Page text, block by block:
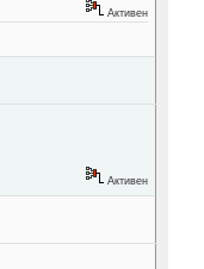
Активен
Активен